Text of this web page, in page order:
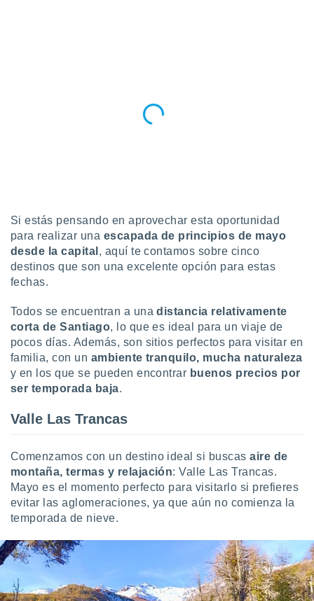
aceptar
de
sitio
En
que
sean
el sitio
se
ni para
no
Puedes
web a
abono
Si estás pensando en aprovechar esta oportunidad
para realizar una escapada de principios de mayo
desde la capital , aquí te contamos sobre cinco
destinos que son una excelente opción para estas
fechas.
Todos se encuentran a unadistancia relativamente
corta de Santiago, lo que es ideal para un viaje de
pocos días. Además, son sitios perfectos para visitar en
familia, con un ambiente tranquilo, mucha naturaleza
y en los que se pueden encontrar buenos precios por
ser temporada baja.
Valle Las Trancas
Comenzamos con un destino ideal si buscas aire de
montaña, termas y relajación: Valle Las Trancas.
Mayo es el momento perfecto para visitarlo si prefieres
evitar las aglomeraciones, ya que aún no comienza la
temporada de nieve.